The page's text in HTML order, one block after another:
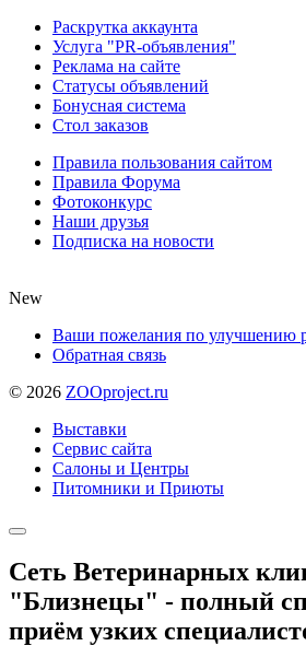
Раскрутка аккаунта
Услуга "PR-объявления"
Реклама на сайте
Статусы объявлений
Бонусная система
Стол заказов
Правила пользования сайтом
Правила Форума
Фотоконкурс
Наши друзья
Подписка на новости
New
Ваши пожелания по улучшению
Обратная связь
© 2026 ZOOproject.ru
Выставки
Сервис сайта
Салоны и Центры
Питомники и Приюты
Сеть Ветеринарных
"Близнецы" - полный
приём узких